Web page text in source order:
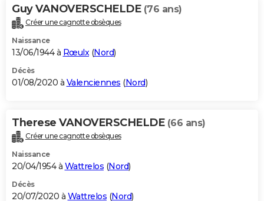
Guy VANOVERSCHELDE (76 ans)
Créer une cagnotte obsèques
Naissance
13/06/1944 à Rœulx(Nord)
Décès
01/08/2020 à Valenciennes (Nord)
Therese VANOVERSCHELDE (66 ans)
Créer une cagnotte obsèques
Naissance
20/04/1954 à Wattrelos (Nord)
Décès
20/07/2020 à Wattrelos (Nord)